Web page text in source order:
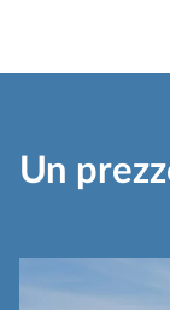
Un